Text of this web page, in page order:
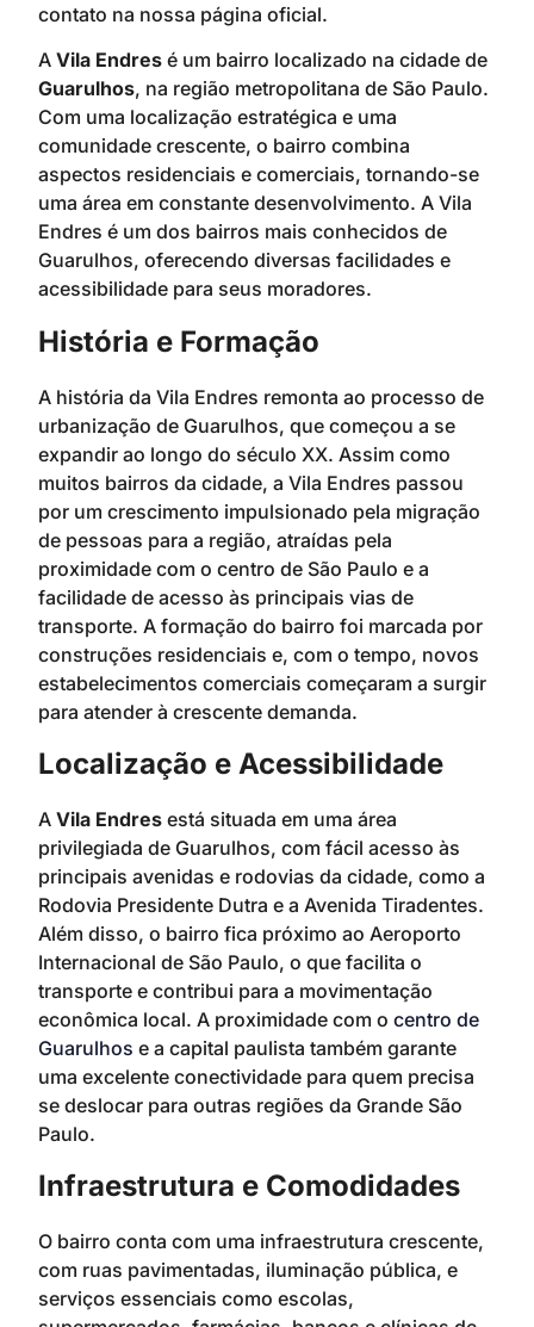
contato na nossa página oficial.
A Vila Endres é um bairro localizado na cidade de
Guarulhos, na região metropolitana de São Paulo.
Com uma localização estratégica e uma
comunidade crescente, o bairro combina
aspectos residenciais e comerciais, tornando-se
uma área em constante desenvolvimento. A Vila
Endres é um dos bairros mais conhecidos de
Guarulhos, oferecendo diversas facilidades e
acessibilidade para seus moradores.
História e Formação
A história da Vila Endres remonta ao processo de
urbanização de Guarulhos, que começou a se
expandir ao longo do século XX. Assim como
muitos bairros da cidade, a Vila Endres passou
por um crescimento impulsionado pela migração
de pessoas para a região, atraídas pela
proximidade com o centro de São Paulo e a
facilidade de acesso às principais vias de
transporte. A formação do bairro foi marcada por
construções residenciais e, com o tempo, novos
estabelecimentos comerciais começaram a surgir
para atender à crescente demanda.
Localização e Acessibilidade
A Vila Endres está situada em uma área
privilegiada de Guarulhos, com fácil acesso às
principais avenidas e rodovias da cidade, como a
Rodovia Presidente Dutra e a Avenida Tiradentes.
Além disso, o bairro fica próximo ao Aeroporto
Internacional de São Paulo, o que facilita o
transporte e contribui para a movimentação
econômica local. A proximidade com o centro de
Guarulhos e a capital paulista também garante
uma excelente conectividade para quem precisa
se deslocar para outras regiões da Grande São
Paulo.
Infraestrutura e Comodidades
O bairro conta com uma infraestrutura crescente,
com ruas pavimentadas, iluminação pública, e
serviços essenciais como escolas,